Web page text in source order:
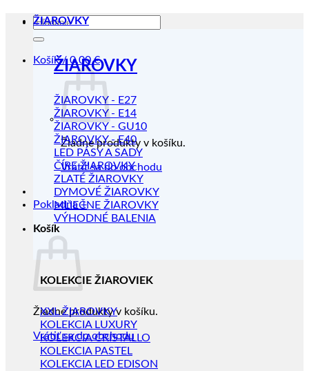
Hľadať:
Košík /0.00€
Žiadne produkty v košíku.
Vrátiť sa do obchodu
Pokladňa +
Košík
Žiadne produkty v košíku.
Vrátiť sa do obchodu
ŽIAROVKY
ŽIAROVKY
ŽIAROVKY - E27
ŽIAROVKY - E14
ŽIAROVKY - GU10
ŽIAROVKY - E40
LED PÁSY A SADY
ČÍRE ŽIAROVKY
ZLATÉ ŽIAROVKY
DYMOVÉ ŽIAROVKY
MLIEČNE ŽIAROVKY
VÝHODNÉ BALENIA
KOLEKCIE ŽIAROVIEK
XXL ŽIAROVKY
KOLEKCIA LUXURY
KOLEKCIA CRISTALLO
KOLEKCIA PASTEL
KOLEKCIA LED EDISON